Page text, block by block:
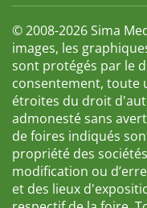
© 2008-2026 Sima
images, les
sont protégés par le
consentement, toute
étroites du droit
admonesté sans
de foires indiqués
propriété des
modification ou
et des lieux